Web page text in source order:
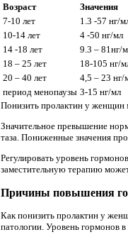
Возраст
Значения
7-10 лет
1.3 -57 нг/
10-14 лет
4 -50 нг/мл
14 -18 лет
9.3 – 81нг/
18 – 25 лет
18-105 нг/
20 – 40 лет
4,5 – 23 нг/
период менопаузы 3-15 нг/мл
Понизить пролактин у женщин
Значительное превышение
таза. Пониженные значения
Регулировать уровень
заместительную терапию
Причины повышения
Как понизить пролактин у
патологии. Уровень гормонов